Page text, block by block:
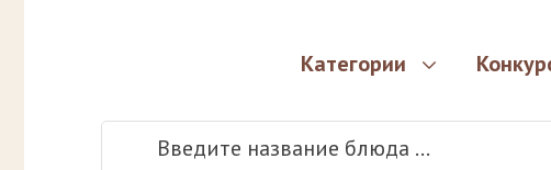
Категории